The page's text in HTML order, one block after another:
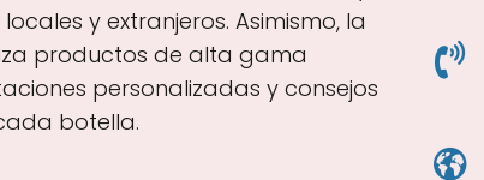
y extranjeros. Asimismo, la
productos de alta gama
personalizadas y consejos
botella.